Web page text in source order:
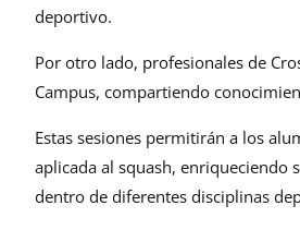
deportivo.
Por otro lado, profesionales de
Campus, compartiendo
Estas sesiones permitirán a los
aplicada al squash, enriqueciendo
dentro de diferentes disciplinas